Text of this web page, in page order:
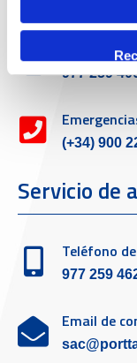
Teléfono
977 259
(+34) 900
Servicio de
Teléfono
977 259
Email de